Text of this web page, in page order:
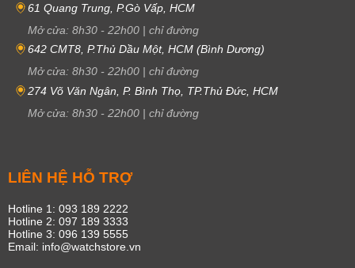
61 Quang Trung, P.Gò Vấp, HCM
Mở cửa: 8h30 - 22h00 | chỉ đường
642 CMT8, P.Thủ Dầu Một, HCM (Bình Dương)
Mở cửa: 8h30 - 22h00 | chỉ đường
274 Võ Văn Ngân, P. Bình Thọ, TP.Thủ Đức, HCM
Mở cửa: 8h30 - 22h00 | chỉ đường
LIÊN HỆ HỖ TRỢ
Hotline 1: 093 189 2222
Hotline 2: 097 189 3333
Hotline 3: 096 139 5555
Email: info@watchstore.vn